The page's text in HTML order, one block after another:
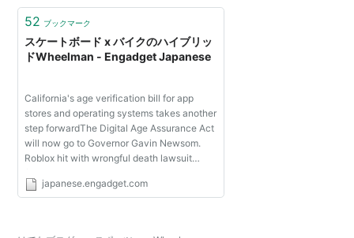
る、エンジン付きスケボーの亜種」と呼ばれるが、その
操縦技術はバイクともスケボーとも異なる。
一部雑誌などでは「スノボのオフシーズン練習用に最
ボとも似て非なる乗り物と言える。
エンジンは2サイクル43cc。タンクは0.9リットルで、
30km/hで15km程度走行可能。
燃料はガソリンと2サイクル用オイルを50:1で混合した
52 ブックマーク
スケートボード x バイクのハイブリッ
ドWheelman - Engadget Japanese
California's age verification bill for app
stores and operating systems takes another
step forwardThe Digital Age Assurance Act
will now go to Governor Gavin Newsom.
Roblox hit with wrongful death lawsuit
to The New York Times, a mother has taken
japanese.engadget.com